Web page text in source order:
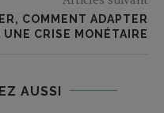
COMMENT ADAPTER
CRISE MONÉTAIRE
AUSSI